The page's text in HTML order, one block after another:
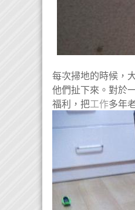
每次掃地的時候，
他們扯下來。對於
福利，把工作多年